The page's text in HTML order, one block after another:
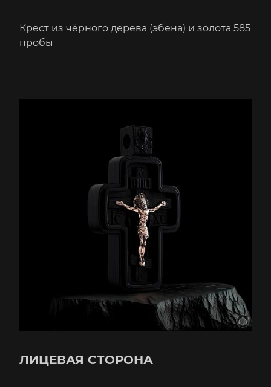
Крест из чёрного дерева (эбена) и золота 585
пробы
ЛИЦЕВАЯ СТОРОНА